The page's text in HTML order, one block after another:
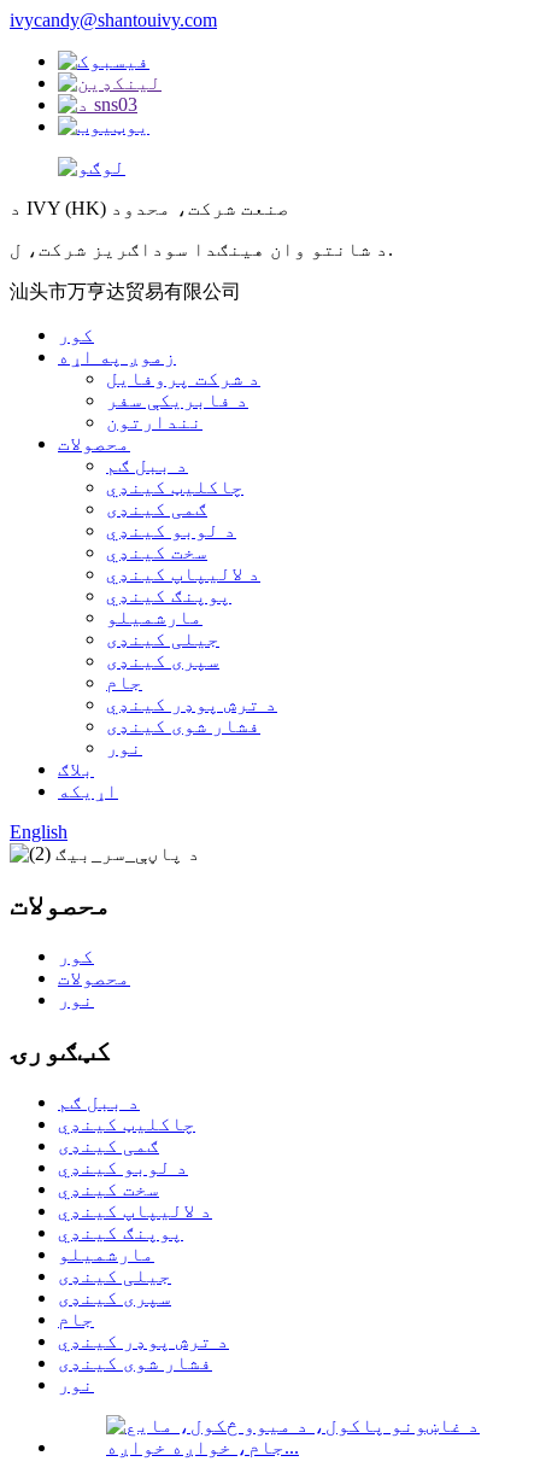
ivycandy@shantouivy.com
د IVY (HK) صنعت شرکت، محدود
د شانتو وان هینګدا سوداګریز شرکت، ل.
汕头市万亨达贸易有限公司
کور
زموږ په اړه
د شرکت پروفایل
د فابریکې سفر
نندارتون
محصولات
د ببل ګم
چاکلیټ کینډي
ګمی کینډی
د لوبو کینډي
سخت کینډي
د لالیپاپ کینډي
پوپنګ کینډي
مارشميلو
جیلی کینډی
سپری کینډی
جام
د ترش پوډر کینډي
فشار شوی کینډی
نور
بلاګ
اړیکه
English
محصولات
کور
محصولات
نور
کټګورۍ
د ببل ګم
چاکلیټ کینډي
ګمی کینډی
د لوبو کینډي
سخت کینډي
د لالیپاپ کینډي
پوپنګ کینډي
مارشميلو
جیلی کینډی
سپری کینډی
جام
د ترش پوډر کینډي
فشار شوی کینډی
نور